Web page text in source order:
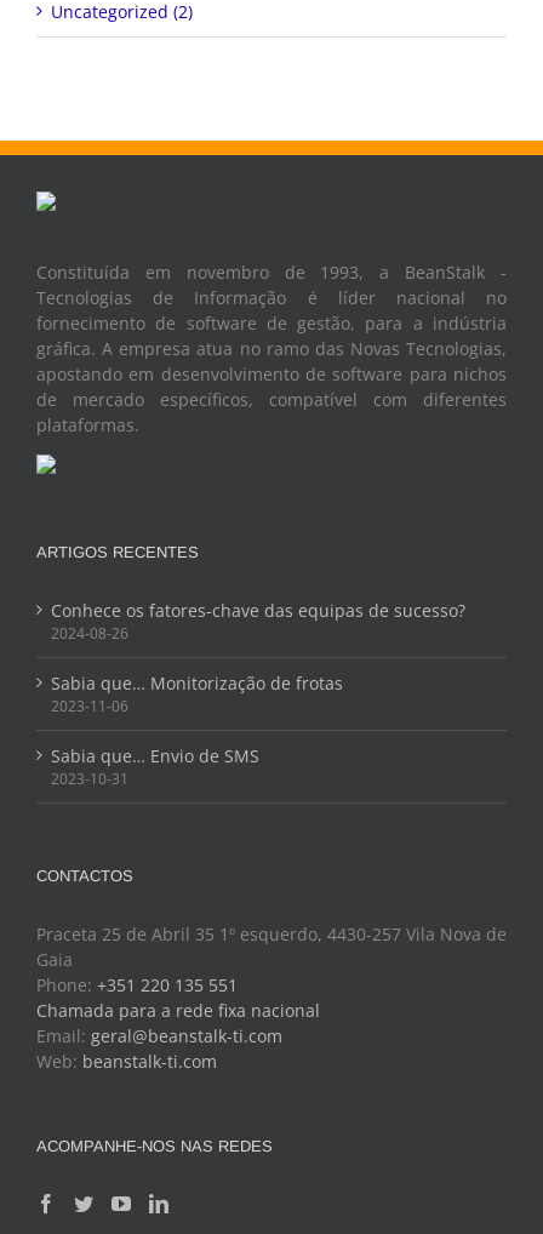
Uncategorized (2)
Constituída em novembro de 1993, a BeanStalk -
Tecnologias de Informação é líder nacional no
fornecimento de software de gestão, para a indústria
gráfica. A empresa atua no ramo das Novas Tecnologias,
apostando em desenvolvimento de software para nichos
de mercado específicos, compatível com diferentes
plataformas.
ARTIGOS RECENTES
Conhece os fatores-chave das equipas de sucesso?
2024-08-26
Sabia que… Monitorização de frotas
2023-11-06
Sabia que… Envio de SMS
2023-10-31
CONTACTOS
Praceta 25 de Abril 35 1º esquerdo, 4430-257 Vila Nova de
Gaia
Phone: +351 220 135 551
Chamada para a rede fixa nacional
Email: geral@beanstalk-ti.com
Web: beanstalk-ti.com
ACOMPANHE-NOS NAS REDES